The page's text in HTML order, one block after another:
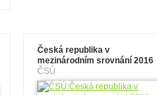
Česká republika v
mezinárodním srovnání 2016
ČSÚ